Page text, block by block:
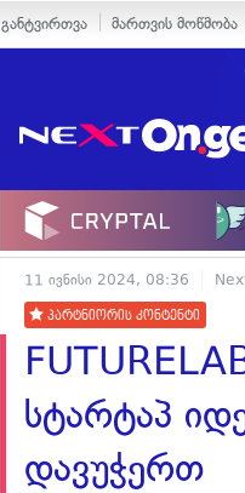
განტვირთვა მართვის მოწმობა
11 ივნისი 2024, 08:36
პარტნიორის კონტენტი
სტარტაპ
დავუჭერთ